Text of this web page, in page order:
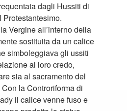
dagli Hussiti di
Vergine all’interno della
sostituita da un calice
simboleggiava gli ussiti
al loro credo,
sia al sacramento del
la Controriforma di
il calice venne fuso e